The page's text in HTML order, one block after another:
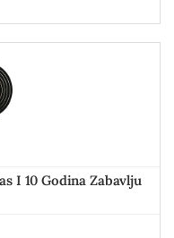
I 10 Godina Zabavlju